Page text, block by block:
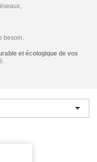
besoin.
et écologique de vos
